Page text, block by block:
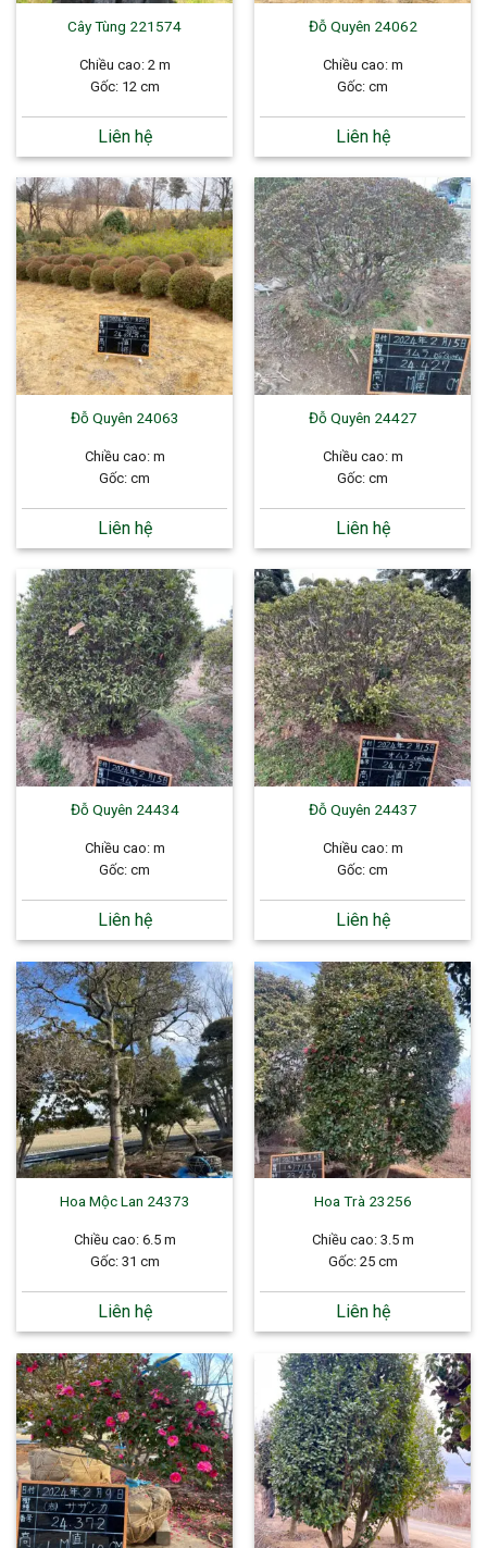
Cây Tùng 221574
Chiều cao: 2 m
Gốc: 12 cm
Liên hệ
Đỗ Quyên 24062
Chiều cao: m
Gốc: cm
Liên hệ
Đỗ Quyên 24063
Chiều cao: m
Gốc: cm
Liên hệ
Đỗ Quyên 24427
Chiều cao: m
Gốc: cm
Liên hệ
Đỗ Quyên 24434
Chiều cao: m
Gốc: cm
Liên hệ
Đỗ Quyên 24437
Chiều cao: m
Gốc: cm
Liên hệ
Hoa Mộc Lan 24373
Chiều cao: 6.5 m
Gốc: 31 cm
Liên hệ
Hoa Trà 23256
Chiều cao: 3.5 m
Gốc: 25 cm
Liên hệ